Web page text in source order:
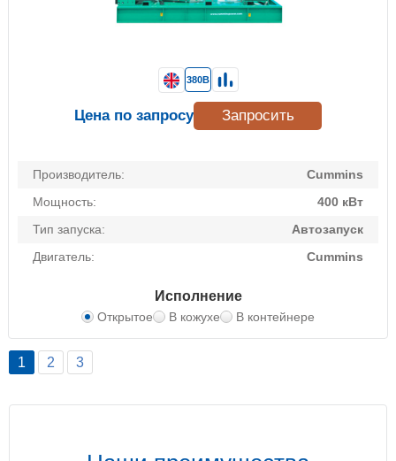
Производитель:
Cummins
Мощность:
400 кВт
Тип запуска:
Автозапуск
Двигатель:
Cummins
Исполнение
Открытое В кожухе В контейнере
380В
Цена по запросу Запросить
1 2 3